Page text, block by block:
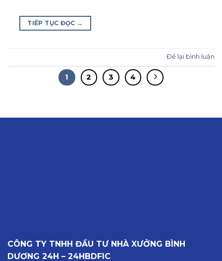
TIẾP TỤC ĐỌC →
Để lại bình luận
1 2 3 4
CÔNG TY TNHH ĐẦU TƯ NHÀ XƯỞNG BÌNH
DƯƠNG 24H – 24HBDFIC